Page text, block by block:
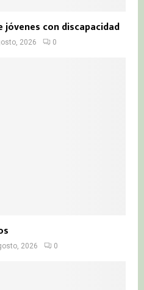
jóvenes con discapacidad
2026 0
2026 0